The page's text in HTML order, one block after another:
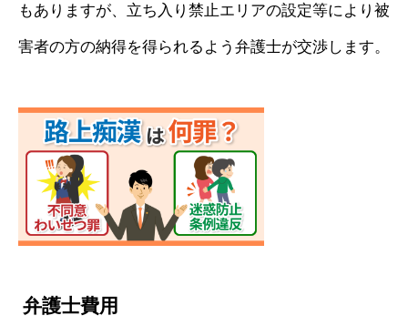
もありますが、立ち入り禁止エリアの設定等により被
害者の方の納得を得られるよう弁護士が交渉します。
弁護士費用